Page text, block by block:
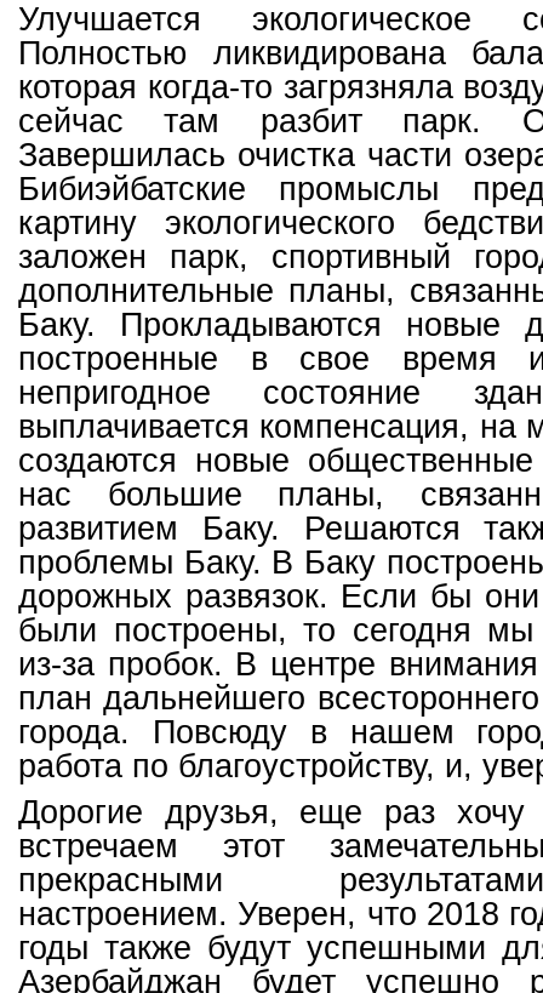
Улучшается экологическое
Полностью ликвидирована
которая когда-то загрязняла
сейчас там разбит парк.
Завершилась очистка части
Бибиэйбатские промыслы
картину экологического
заложен парк, спортивный
дополнительные планы,
Баку. Прокладываются новые
построенные в свое время
непригодное состояние
выплачивается компенсация, на
создаются новые
нас большие планы,
развитием Баку. Решаются
проблемы Баку. В Баку
дорожных развязок. Если бы
были построены, то сегодня мы
из-за пробок. В центре
план дальнейшего
города. Повсюду в нашем
работа по благоустройству, и,
Дорогие друзья, еще раз хочу
встречаем этот
прекрасными
настроением. Уверен, что 2018
годы также будут успешными
Азербайджан будет успешно